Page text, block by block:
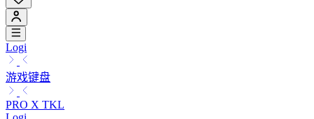
Logi
游戏键盘
PRO X TKL